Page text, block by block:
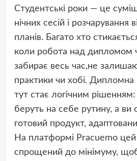
Студентські роки — це
нічних сесій і розчарування
планів. Багато хто
коли робота над дипломом
забирає весь час,не
практики чи хобі. Дипломна
тут стає логічним
беруть на себе рутину, а ви
готовий продукт,
На платформі Pracuemo
спрощений до мінімуму,